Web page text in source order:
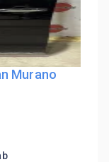
Murano